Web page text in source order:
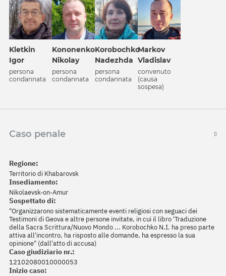
Kletkin
Igor
persona
condannata
Kononenko
Nikolay
persona
condannata
Korobochko
Nadezhda
persona
condannata
Markov
Vladislav
convenuto
(causa
sospesa)
Caso penale
Regione:
Territorio di Khabarovsk
Insediamento:
Nikolaevsk-on-Amur
Sospettato di:
"Organizzarono sistematicamente eventi religiosi con seguaci dei
Testimoni di Geova e altre persone invitate, in cui il libro 'Traduzione
della Sacra Scrittura/Nuovo Mondo ... Korobochko N.I. ha preso parte
attiva all'incontro, ha risposto alle domande, ha espresso la sua
opinione" (dall'atto di accusa)
Caso giudiziario nr.:
12102080010000053
Inizio caso: